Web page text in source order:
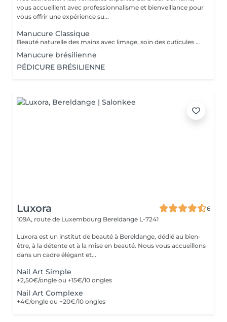
vous accueillent avec professionnalisme et bienveillance pour
vous offrir une expérience su...
Manucure Classique
Beauté naturelle des mains avec limage, soin des cuticules et application de base. Idéal pour un entretien régulier et un fini soigné.
Manucure brésilienne
PÉDICURE BRÉSILIENNE
Luxora
6
109A, route de Luxembourg Bereldange L-7241
Luxora est un institut de beauté à Bereldange, dédié au bien-
être, à la détente et à la mise en beauté. Nous vous accueillons
dans un cadre élégant et...
Nail Art Simple
+2,50€/ongle ou +15€/10 ongles
Nail Art Complexe
+4€/ongle ou +20€/10 ongles